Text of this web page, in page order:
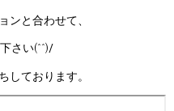
ンと合わせて、
さい(^^)/
しております。